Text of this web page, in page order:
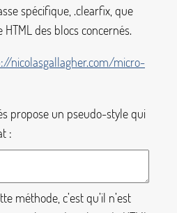
spécifique, .clearfix , que
HTML des blocs concernés.
nicolasgallagher.com/micro-
propose un pseudo-style qui
:
méthode, c’est qu’il n’est